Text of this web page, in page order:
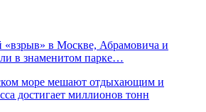
в Москве, Абрамовича и
в знаменитом парке…
море мешают отдыхающим и
достигает миллионов тонн